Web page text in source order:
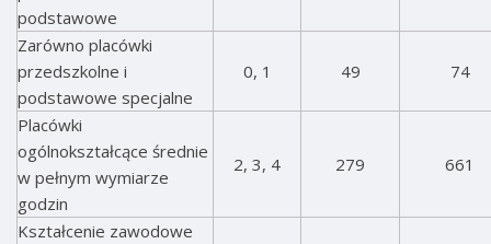
podstawowe
Zarówno placówki
przedszkolne i
podstawowe specjalne
0, 1 49 74
Placówki
ogólnokształcące średnie
w pełnym wymiarze
godzin
2, 3, 4 279 661
Kształcenie zawodowe